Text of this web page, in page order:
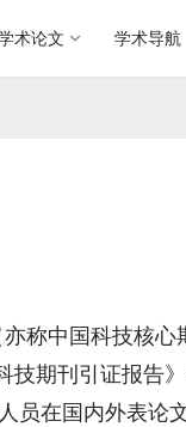
术论文 学术导航
称中国科技核
期刊引证报告
员在国内外表论